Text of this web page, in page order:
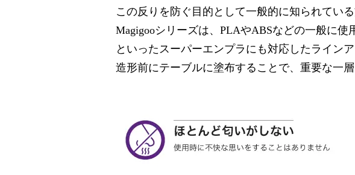
この反りを防ぐ目的として一般的に知られてい
Magigooシリーズは、PLAやABSなどの一般に使
といったスーパーエンプラにも対応したラインア
造形前にテーブルに塗布することで、重要な一